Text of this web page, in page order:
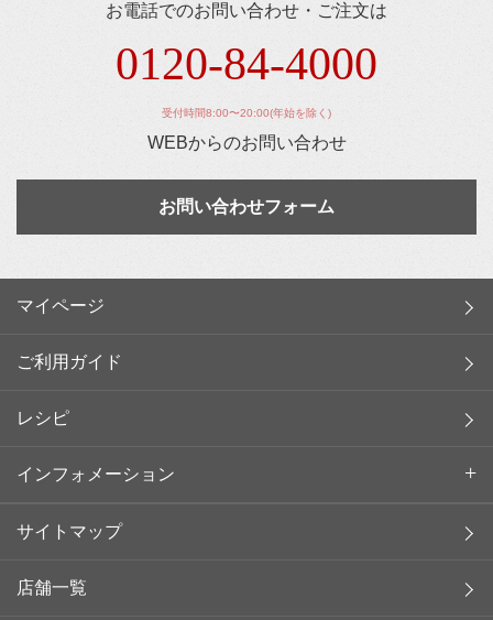
お電話でのお問い合わせ・ご注文は
0120-84-4000
受付時間8:00〜20:00(年始を除く)
WEBからのお問い合わせ
お問い合わせフォーム
マイページ
ご利用ガイド
レシピ
インフォメーション
サイトマップ
店舗一覧